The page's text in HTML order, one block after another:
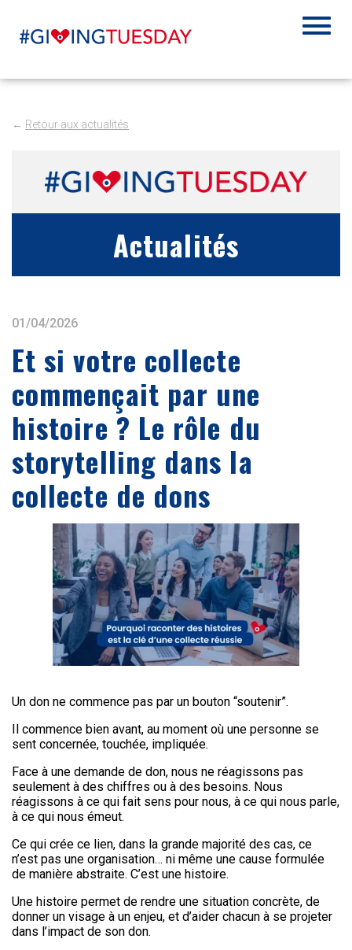
← Retour aux actualités
Actualités
01/04/2026
Et si votre collecte
commençait par une
histoire ? Le rôle du
storytelling dans la
collecte de dons
Un don ne commence pas par un bouton “soutenir”.
Il commence bien avant, au moment où une personne se
sent concernée, touchée, impliquée.
Face à une demande de don, nous ne réagissons pas
seulement à des chiffres ou à des besoins. Nous
réagissons à ce qui fait sens pour nous, à ce qui nous parle,
à ce qui nous émeut.
Ce qui crée ce lien, dans la grande majorité des cas, ce
n’est pas une organisation… ni même une cause formulée
de manière abstraite. C’est une histoire.
Une histoire permet de rendre une situation concrète, de
donner un visage à un enjeu, et d’aider chacun à se projeter
dans l’impact de son don.